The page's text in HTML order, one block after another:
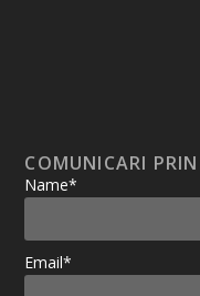
COMUNICARI
Name*
Email*